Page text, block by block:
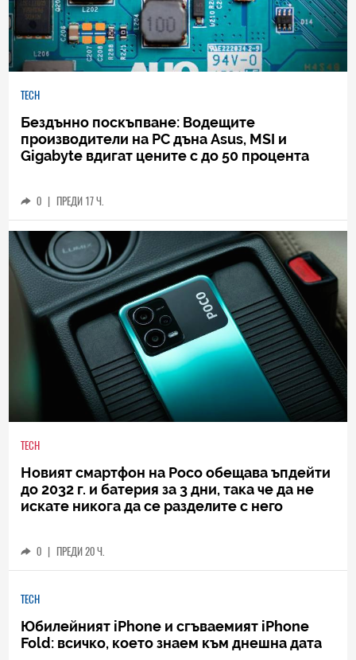
TECH
Бездънно поскъпване: Водещите
производители на РС дъна Asus, MSI и
Gigabyte вдигат цените с до 50 процента
0 | ПРЕДИ 17 Ч.
TECH
Новият смартфон на Poco обещава ъпдейти
до 2032 г. и батерия за 3 дни, така че да не
искате никога да се разделите с него
0 | ПРЕДИ 20 Ч.
TECH
Юбилейният iPhone и сгъваемият iPhone
Fold: всичко, което знаем към днешна дата